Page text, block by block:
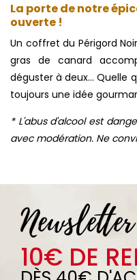
La porte de notre
ouverte !
Un coffret du Périgord
gras de canard
déguster à deux… Quelle
toujours une idée
* L'abus d'alcool est
avec modération. Ne
Newsletter
10€ DE